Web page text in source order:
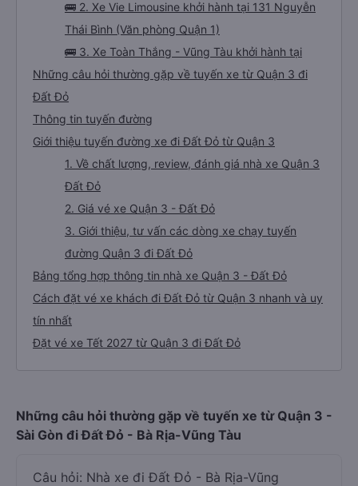
🚌 2. Xe Vie Limousine khởi hành tại 131 Nguyễn
Thái Bình (Văn phòng Quận 1)
🚌 3. Xe Toàn Thắng - Vũng Tàu khởi hành tại
Những câu hỏi thường gặp về tuyến xe từ Quận 3 đi
Đất Đỏ
Thông tin tuyến đường
Giới thiệu tuyến đường xe đi Đất Đỏ từ Quận 3
1. Về chất lượng, review, đánh giá nhà xe Quận 3
Đất Đỏ
2. Giá vé xe Quận 3 - Đất Đỏ
3. Giới thiệu, tư vấn các dòng xe chạy tuyến
đường Quận 3 đi Đất Đỏ
Bảng tổng hợp thông tin nhà xe Quận 3 - Đất Đỏ
Cách đặt vé xe khách đi Đất Đỏ từ Quận 3 nhanh và uy
tín nhất
Đặt vé xe Tết 2027 từ Quận 3 đi Đất Đỏ
Những câu hỏi thường gặp về tuyến xe từ Quận 3 -
Sài Gòn đi Đất Đỏ - Bà Rịa-Vũng Tàu
Câu hỏi: Nhà xe đi Đất Đỏ - Bà Rịa-Vũng